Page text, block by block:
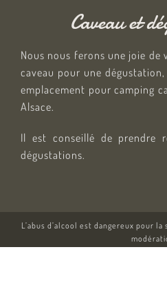
Caveau et
Nous nous ferons une joie de
caveau pour une
emplacement pour camping
Alsace.
Il est conseillé de prendre
dégustations.
L’abus d’alcool est dangereux pour